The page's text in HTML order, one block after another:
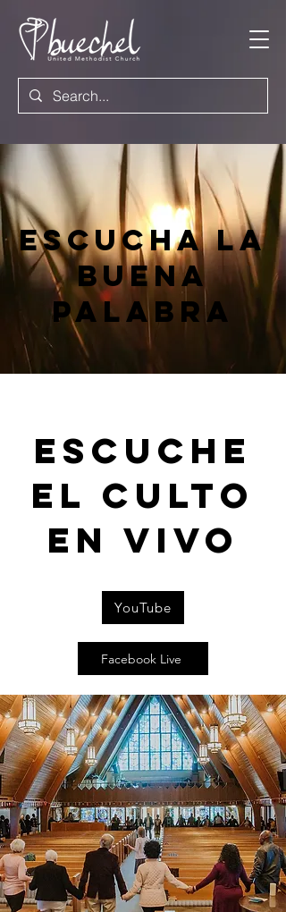
Escucha la
buena
palabra
Escuche
el culto
en vivo
YouTube
Facebook Live